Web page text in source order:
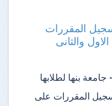
المقررات
والثانى
جامعة بنها لطلابها
المقررات على